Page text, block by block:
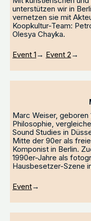
unterstützen wir in
vernetzen sie mit
Koopkultur-Team:
Olesya Chayka.
Event 1 → Event 2 →
Marc Weiser,
Philosophie,
Sound Studies in
Mitte der 90er als
Komponist in Berlin.
1990er-Jahre als
Hausbesetzer-Szene
Event→